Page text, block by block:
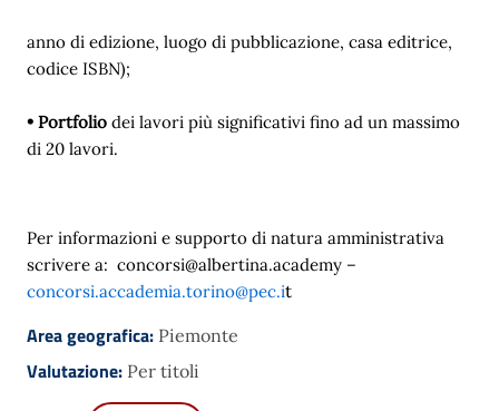
anno di edizione, luogo di pubblicazione, casa editrice,
codice ISBN);
• Portfolio dei lavori più significativi fino ad un massimo
di 20 lavori.
Per informazioni e supporto di natura amministrativa
scrivere a: concorsi@albertina.academy –
concorsi.accademia.torino@pec.it
Area geografica: Piemonte
Valutazione: Per titoli